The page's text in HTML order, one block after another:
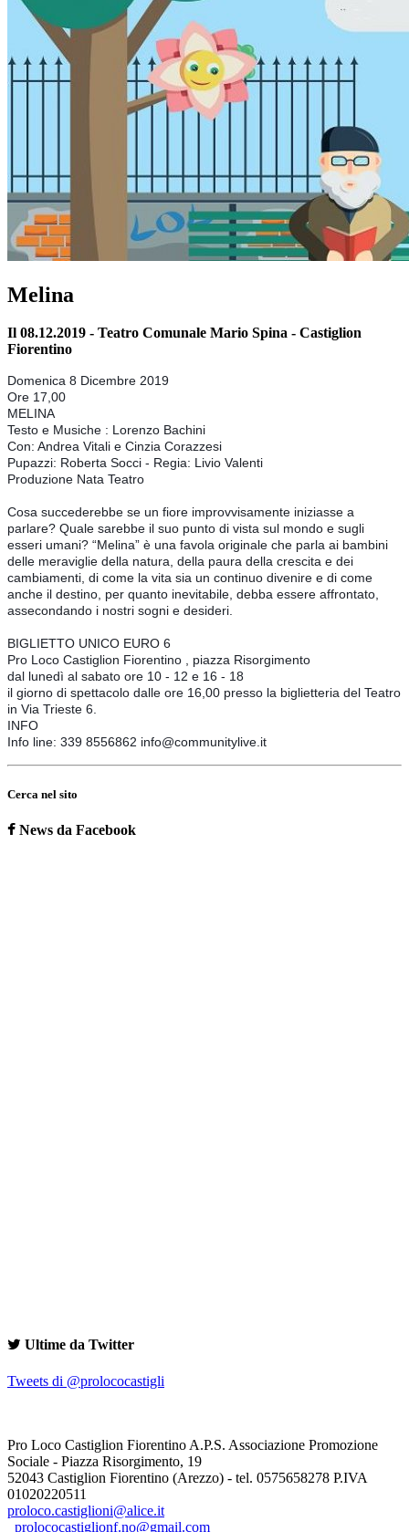
Melina
Il 08.12.2019 - Teatro Comunale Mario Spina - Castiglion
Fiorentino
Domenica 8 Dicembre 2019
Ore 17,00
MELINA
Testo e Musiche : Lorenzo Bachini
Con: Andrea Vitali e Cinzia Corazzesi
Pupazzi: Roberta Socci - Regia: Livio Valenti
Produzione Nata Teatro
Cosa succederebbe se un fiore improvvisamente iniziasse a
parlare? Quale sarebbe il suo punto di vista sul mondo e sugli
esseri umani? “Melina” è una favola originale che parla ai bambini
delle meraviglie della natura, della paura della crescita e dei
cambiamenti, di come la vita sia un continuo divenire e di come
anche il destino, per quanto inevitabile, debba essere affrontato,
assecondando i nostri sogni e desideri.
BIGLIETTO UNICO EURO 6
Pro Loco Castiglion Fiorentino , piazza Risorgimento
dal lunedì al sabato ore 10 - 12 e 16 - 18
il giorno di spettacolo dalle ore 16,00 presso la biglietteria del Teatro
in Via Trieste 6.
INFO
Info line: 339 8556862 info@communitylive.it
Cerca nel sito
News da Facebook
Ultime da Twitter
Tweets di @prolococastigli
Pro Loco Castiglion Fiorentino A.P.S. Associazione Promozione
Sociale - Piazza Risorgimento, 19
52043 Castiglion Fiorentino (Arezzo) - tel. 0575658278 P.IVA
01020220511
proloco.castiglioni@alice.it
prolococastiglionf.no@gmail.com